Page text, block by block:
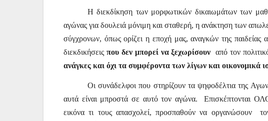
Η διεκδίκηση των μορφωτικών δικαιωμάτων των
αγώνας για δουλειά μόνιμη και σταθερή, η ανάκτηση των
σύγχρονων, όπως ορίζει η εποχή μας, αναγκών της παιδείας
διεκδικήσεις που δεν μπορεί να ξεχωρίσουν από τον
ανάγκες και όχι τα συμφέροντα των λίγων και οικονομικά
Οι συνάδελφοι που στηρίζουν τα ψηφοδέλτια της
αυτά είναι μπροστά σε αυτό τον αγώνα.
Επισκέπτονται
εικόνα τι τους απασχολεί, προσπαθούν να οργανώσουν